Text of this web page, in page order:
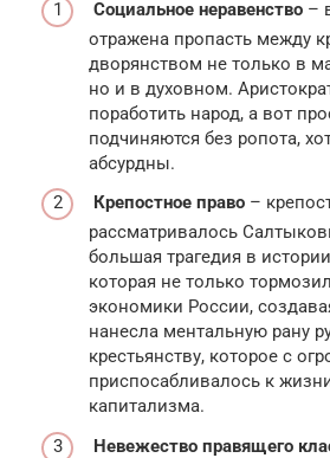
Социальное неравенство –
отражена пропасть между
дворянством не только в
но и в духовном.
поработить народ, а вот
подчиняются без ропота,
абсурдны.
Крепостное право –
рассматривалось
большая трагедия в
которая не только
экономики России,
нанесла ментальную рану
крестьянству, которое с
приспосабливалось к
капитализма.
Невежество правящего